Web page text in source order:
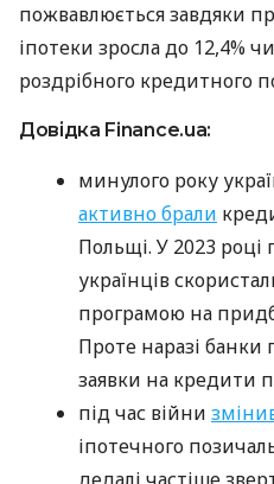
пожвавлюється завдяки
іпотеки зросла до 12,4%
роздрібного кредитного
Довідка Finance.ua:
минулого року
активно брали
Польщі. У 2023 році
українців
програмою на
Проте наразі
заявки на кредити
під час війни
іпотечного